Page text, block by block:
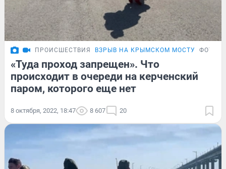
ПРОИСШЕСТВИЯ ВЗРЫВ НА КРЫМСКОМ МОСТУ
«Туда проход запрещен». Что
происходит в очереди на керченский
паром, которого еще нет
8 октября, 2022, 18:47 8 607 20